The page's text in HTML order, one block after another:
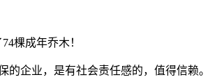
棵成年乔木！
企业，是有社会责任感的，值得信赖。